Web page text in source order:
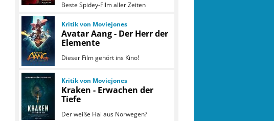
Beste Spidey-Film aller Zeiten
Kritik von Moviejones
Avatar Aang - Der Herr der
Elemente
Dieser Film gehört ins Kino!
Kritik von Moviejones
Kraken - Erwachen der
Tiefe
Der weiße Hai aus Norwegen?